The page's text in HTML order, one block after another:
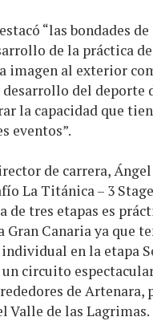
“las bondades
de la práctica
imagen al exterior
del deporte
la capacidad que
eventos”.
de carrera, Ángel
La Titánica – 3
de tres etapas es
Canaria ya que
en la etapa
circuito
de Artenara,
Valle de las Lagrimas.